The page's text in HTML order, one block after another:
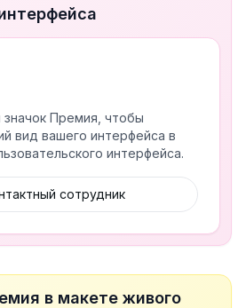
Премия, чтобы
вид вашего интерфейса в
интерфейса.
сотрудник
в макете живого